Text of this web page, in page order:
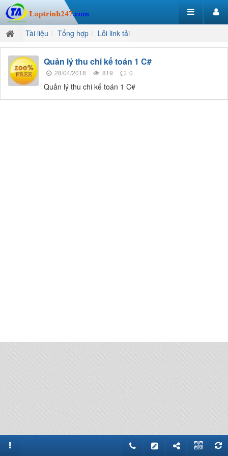
Tài liệu Tổng hợp Lỗi link tải
Quản lý thu chi kế toán 1 C#
28/04/2018 819 0
Quản lý thu chi kế toán 1 C#